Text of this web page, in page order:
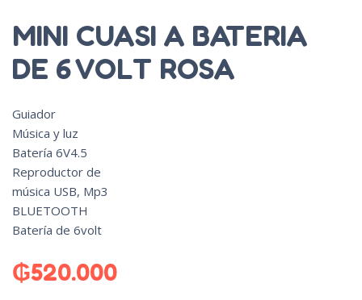
MINI CUASI A BATERIA
DE 6 VOLT ROSA
Guiador
Música y luz
Batería 6V4.5
Reproductor de
música USB, Mp3
BLUETOOTH
Batería de 6volt
₲520.000